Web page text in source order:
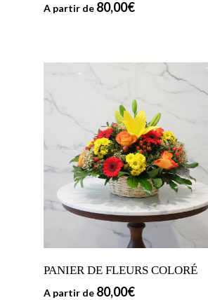
A partir de 80,00€
PANIER DE FLEURS COLORÉ
A partir de 80,00€